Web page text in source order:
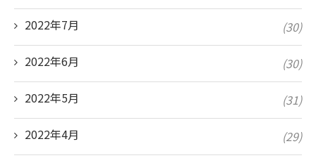
2022年7月 (30)
2022年6月 (30)
2022年5月 (31)
2022年4月 (29)